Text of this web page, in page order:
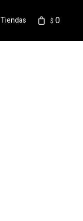
$ 0
Tiendas